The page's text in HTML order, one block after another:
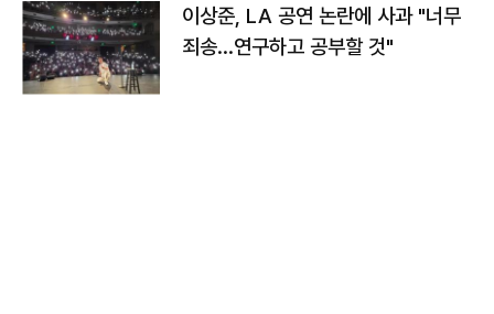
이상준, LA 공연 논란에 사과 "너무
죄송…연구하고 공부할 것"